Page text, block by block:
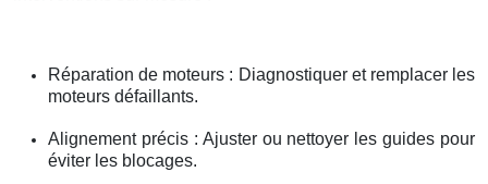
Réparation de moteurs : Diagnostiquer et remplacer les
moteurs défaillants.
Alignement précis : Ajuster ou nettoyer les guides pour
éviter les blocages.